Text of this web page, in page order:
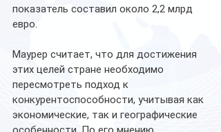
показатель составил около 2,2 млрд
евро.
Маурер считает, что для достижения
этих целей стране необходимо
пересмотреть подход к
конкурентоспособности, учитывая как
экономические, так и географические